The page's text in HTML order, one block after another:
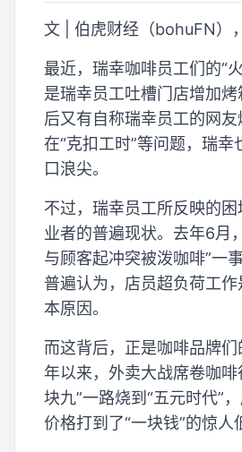
文 | 伯虎财经（bohuFN）
最近，瑞幸咖啡员工们的“
是瑞幸员工吐槽门店增加烤
后又有自称瑞幸员工的网
在“克扣工时”等问题，瑞幸
口浪尖。
不过，瑞幸员工所反映的
业者的普遍现状。去年6月
与顾客起冲突被泼咖啡”一
普遍认为，店员超负荷工
本原因。
而这背后，正是咖啡品牌
年以来，外卖大战席卷咖啡
块九”一路烧到“五元时代”
价格打到了“一块钱”的惊人